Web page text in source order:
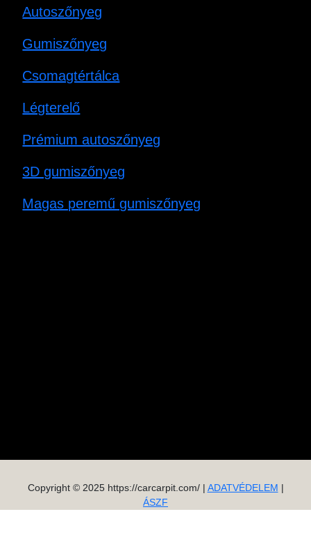
Autoszőnyeg
Gumiszőnyeg
Csomagtértálca
Légterelő
Prémium autoszőnyeg
3D gumiszőnyeg
Magas peremű gumiszőnyeg
Copyright © 2025 https://carcarpit.com/ | ADATVÉDELEM |
ÁSZF